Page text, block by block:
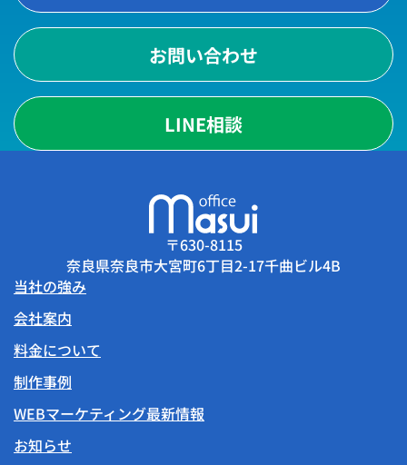
お問い合わせ
LINE相談
〒630-8115
奈良県奈良市大宮町6丁目2-17千曲ビル4B
当社の強み
会社案内
料金について
制作事例
WEBマーケティング最新情報
お知らせ